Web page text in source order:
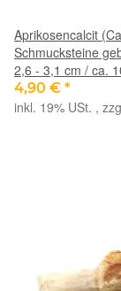
Aprikosencalcit
Schmucksteine
2,6 - 3,1 cm / ca.
4,90 € *
inkl. 19% USt. ,